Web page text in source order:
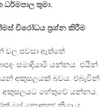
තුමා.
විරෝධය ප්‍රශ්න කිරීම
වල පවසා ඇත්තේ
සමාදියාමි යන්නය. එයින්
අකුසලයක් බවය. එබැවින්
අකුසලයට හේතුවේ යන්නය.